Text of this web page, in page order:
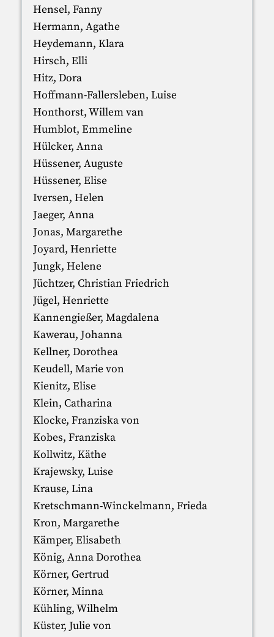
Hensel, Fanny
Hermann, Agathe
Heydemann, Klara
Hirsch, Elli
Hitz, Dora
Hoffmann-Fallersleben, Luise
Honthorst, Willem van
Humblot, Emmeline
Hülcker, Anna
Hüssener, Auguste
Hüssener, Elise
Iversen, Helen
Jaeger, Anna
Jonas, Margarethe
Joyard, Henriette
Jungk, Helene
Jüchtzer, Christian Friedrich
Jügel, Henriette
Kannengießer, Magdalena
Kawerau, Johanna
Kellner, Dorothea
Keudell, Marie von
Kienitz, Elise
Klein, Catharina
Klocke, Franziska von
Kobes, Franziska
Kollwitz, Käthe
Krajewsky, Luise
Krause, Lina
Kretschmann-Winckelmann, Frieda
Kron, Margarethe
Kämper, Elisabeth
König, Anna Dorothea
Körner, Gertrud
Körner, Minna
Kühling, Wilhelm
Küster, Julie von